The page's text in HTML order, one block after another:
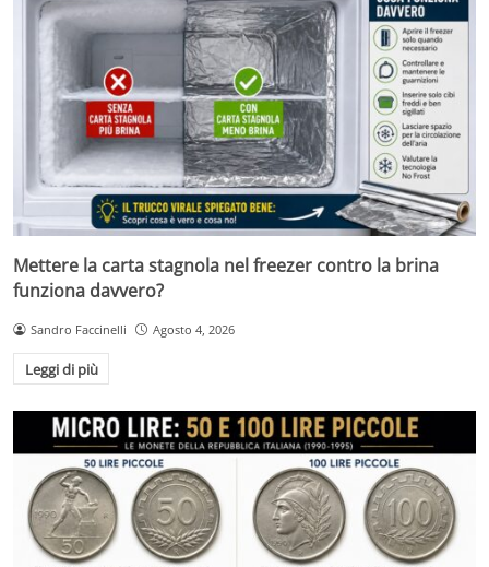
Mettere la carta stagnola nel freezer contro la brina
funziona davvero?
Sandro Faccinelli Agosto 4, 2026
Leggi di più